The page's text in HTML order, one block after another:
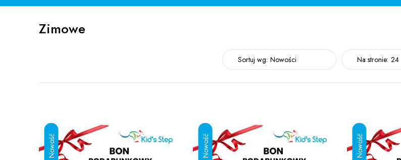
Zimowe
Sortuj wg: Nowości Na stronie: 24